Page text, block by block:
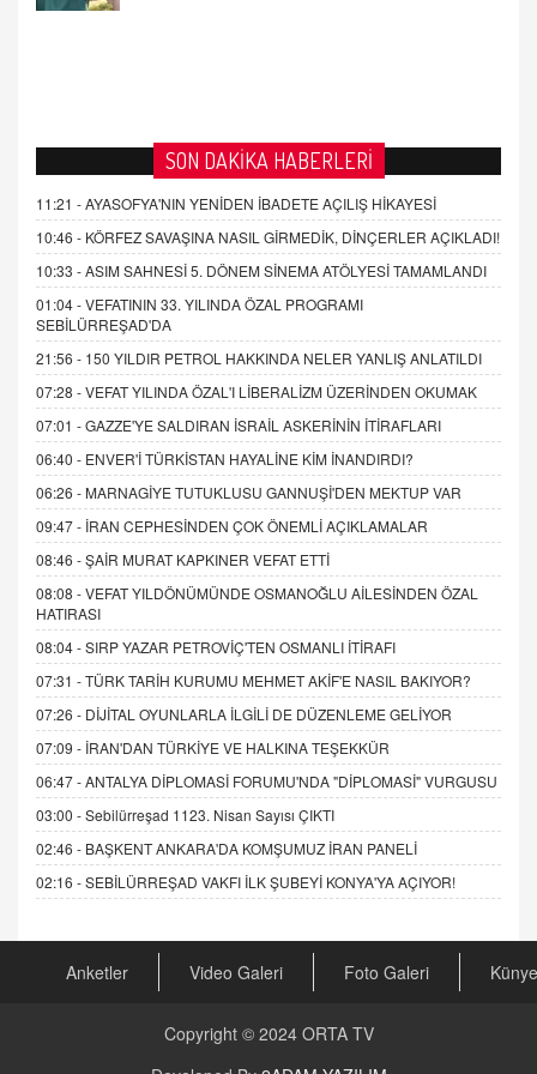
SON DAKİKA HABERLERİ
11:21 -AYASOFYA'NIN YENİDEN İBADETE AÇILIŞ HİKAYESİ
10:46 - KÖRFEZ SAVAŞINA NASIL GİRMEDİK, DİNÇERLER AÇIKLADI!
10:33 -ASIM SAHNESİ 5. DÖNEM SİNEMA ATÖLYESİ TAMAMLANDI
01:04 -VEFATININ 33. YILINDA ÖZAL PROGRAMI
SEBİLÜRREŞAD'DA
21:56 - 150 YILDIR PETROL HAKKINDA NELER YANLIŞ ANLATILDI
07:28 -VEFAT YILINDA ÖZAL'I LİBERALİZM ÜZERİNDEN OKUMAK
07:01 -GAZZE'YE SALDIRAN İSRAİL ASKERİNİN İTİRAFLARI
06:40 - ENVER'İ TÜRKİSTAN HAYALİNE KİM İNANDIRDI?
06:26 - MARNAGİYE TUTUKLUSU GANNUŞİ'DEN MEKTUP VAR
09:47 - İRAN CEPHESİNDEN ÇOK ÖNEMLİ AÇIKLAMALAR
08:46 -ŞAİR MURAT KAPKINER VEFAT ETTİ
08:08 -VEFAT YILDÖNÜMÜNDE OSMANOĞLU AİLESİNDEN ÖZAL
HATIRASI
08:04 -SIRP YAZAR PETROVİÇ'TEN OSMANLI İTİRAFI
07:31 -TÜRK TARİH KURUMU MEHMET AKİF'E NASIL BAKIYOR?
07:26 - DİJİTAL OYUNLARLA İLGİLİ DE DÜZENLEME GELİYOR
07:09 - İRAN'DAN TÜRKİYE VE HALKINA TEŞEKKÜR
06:47 -ANTALYA DİPLOMASİ FORUMU'NDA "DİPLOMASİ" VURGUSU
03:00 -Sebilürreşad 1123. Nisan Sayısı ÇIKTI
02:46 - BAŞKENT ANKARA'DA KOMŞUMUZ İRAN PANELİ
02:16 -SEBİLÜRREŞAD VAKFI İLK ŞUBEYİ KONYA'YA AÇIYOR!
Anketler Video Galeri Foto Galeri Künye
Copyright © 2024 ORTA TV